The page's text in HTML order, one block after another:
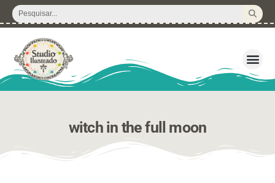
para
conteúdo
Pesquisar
...
witch in the full moon